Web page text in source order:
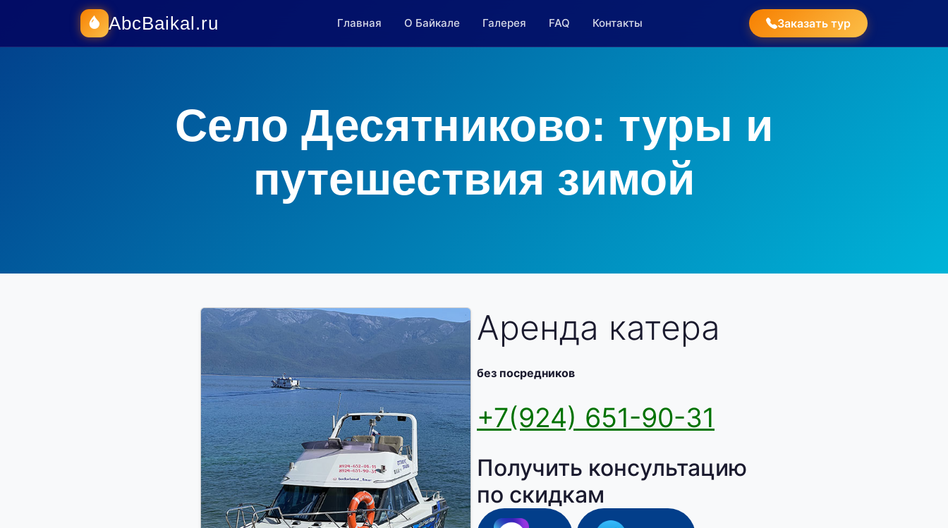
AbcBaikal.ru Главная О Байкале Галерея FAQ Контакты Заказать тур
Село Десятниково: туры и
путешествия зимой
Аренда катера
без посредников
+7(924) 651-90-31
Получить консультацию
по скидкам